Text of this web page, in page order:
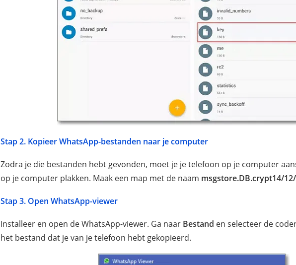
Stap 2. Kopieer WhatsApp-bestanden naar je computer
Zodra je die bestanden hebt gevonden, moet je je telefoon op je computer
op je computer plakken. Maak een map met de naam msgstore.DB.crypt14/
Stap 3. Open WhatsApp-viewer
Installeer en open de WhatsApp-viewer. Ga naar Bestand en selecteer de
het bestand dat je van je telefoon hebt gekopieerd.